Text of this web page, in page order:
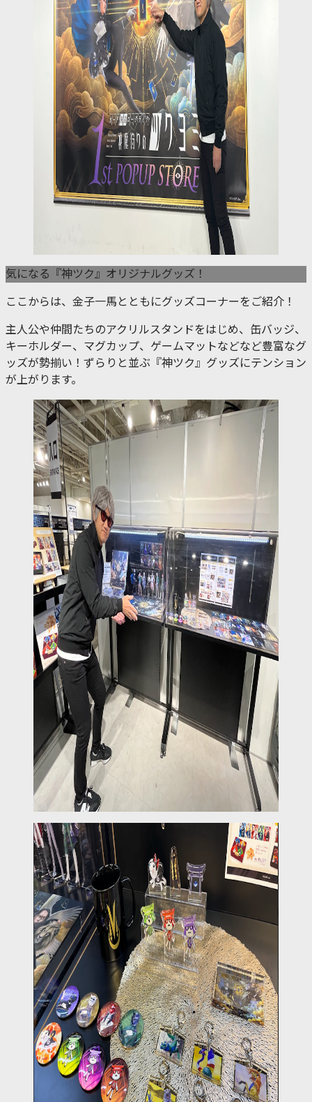
気になる『神ツク』オリジナルグッズ！
ここからは、金子一馬とともにグッズコーナーをご紹介！
主人公や仲間たちのアクリルスタンドをはじめ、缶バッジ、
キーホルダー、マグカップ、ゲームマットなどなど豊富なグ
ッズが勢揃い！ずらりと並ぶ『神ツク』グッズにテンション
が上がります。